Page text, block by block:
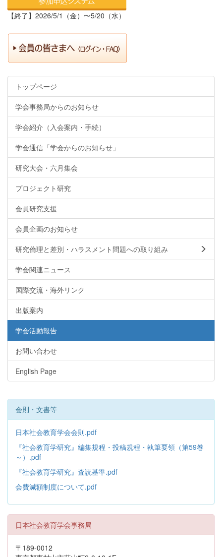
【終了】2026/5/1（金）〜5/20（水）
トップページ
学会事務局からのお知らせ
学会紹介（入会案内・手続）
学会通信「学会からのお知らせ」
研究大会・六月集会
プロジェクト研究
会員研究支援
会員企画のお知らせ
研究倫理と差別・ハラスメント問題への取り組み
学会関連ニュース
国際交流・海外リンク
出版案内
学会活動報告
お問い合わせ
English Page
会則・文書等
日本社会教育学会会則.pdf
『社会教育学研究』編集規程・投稿規程・執筆要領（第59巻
～）.pdf
『社会教育学研究』査読基準.pdf
会費減額制度について.pdf
日本社会教育学会事務局
〒189-0012